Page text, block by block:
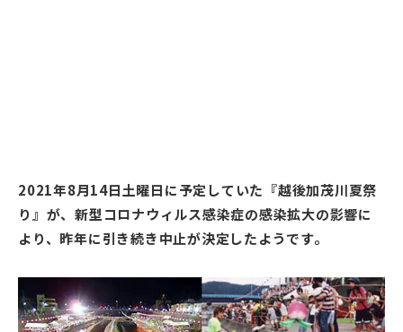
2021年8月14日土曜日に予定していた『越後加茂川夏祭
り』が、新型コロナウィルス感染症の感染拡大の影響に
より、昨年に引き続き中止が決定したようです。